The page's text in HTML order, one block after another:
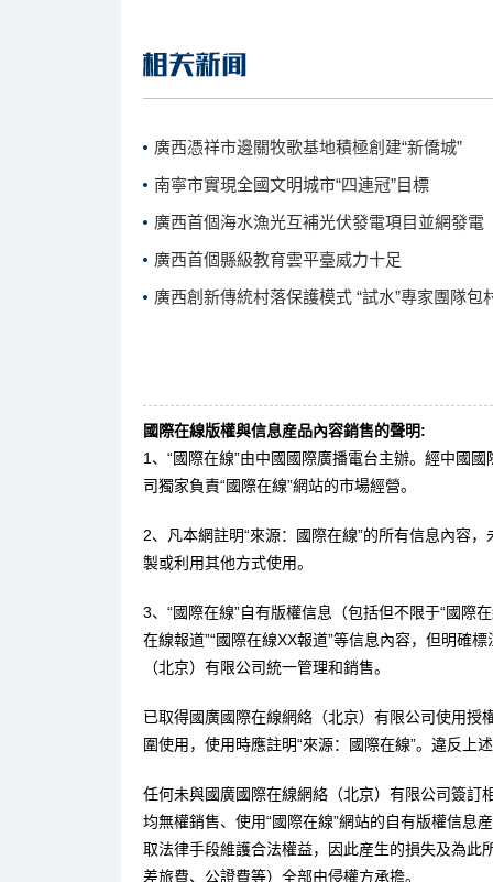
廣西憑祥市邊關牧歌基地積極創建“新僑城”
南寧市實現全國文明城市“四連冠”目標
廣西首個海水漁光互補光伏發電項目並網發電
廣西首個縣級教育雲平臺威力十足
廣西創新傳統村落保護模式 “試水”專家團隊包
國際在線版權與信息産品內容銷售的聲明:
1、“國際在線”由中國國際廣播電台主辦。經中國
司獨家負責“國際在線”網站的市場經營。
2、凡本網註明“來源：國際在線”的所有信息內容
製或利用其他方式使用。
3、“國際在線”自有版權信息（包括但不限于“國際
在線報道”“國際在線XX報道”等信息內容，但明確
（北京）有限公司統一管理和銷售。
已取得國廣國際在線網絡（北京）有限公司使用
圍使用，使用時應註明“來源：國際在線”。違反上
任何未與國廣國際在線網絡（北京）有限公司簽訂
均無權銷售、使用“國際在線”網站的自有版權信息
取法律手段維護合法權益，因此産生的損失及為此
差旅費、公證費等）全部由侵權方承擔。